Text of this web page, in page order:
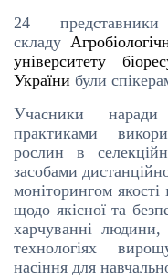
24 представники
складу
університету
України були
Учасники
практиками
рослин в
засобами
моніторингом
щодо якісної та
харчуванні людини,
технологіях
насіння для